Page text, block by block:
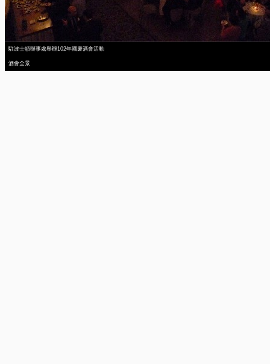
駐波士頓辦事處舉辦102年國慶酒會活動
酒會全景